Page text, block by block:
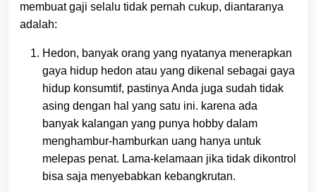
membuat gaji selalu tidak pernah cukup, diantaranya
adalah:
Hedon, banyak orang yang nyatanya menerapkan
gaya hidup hedon atau yang dikenal sebagai gaya
hidup konsumtif, pastinya Anda juga sudah tidak
asing dengan hal yang satu ini. karena ada
banyak kalangan yang punya hobby dalam
menghambur-hamburkan uang hanya untuk
melepas penat. Lama-kelamaan jika tidak dikontrol
bisa saja menyebabkan kebangkrutan.